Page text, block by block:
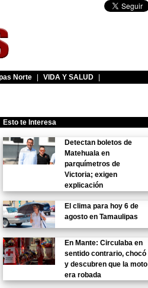
Norte VIDA Y SALUD
Esto te Interesa
Detectan boletos de
Matehuala en
parquímetros de
Victoria; exigen
explicación
El clima para hoy 6 de
agosto en Tamaulipas
En Mante: Circulaba en
sentido contrario, chocó
y descubren que la moto
era robada